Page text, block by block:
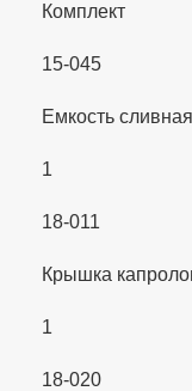
Комплект
15-045
Емкость
1
18-011
Крышка
1
18-020